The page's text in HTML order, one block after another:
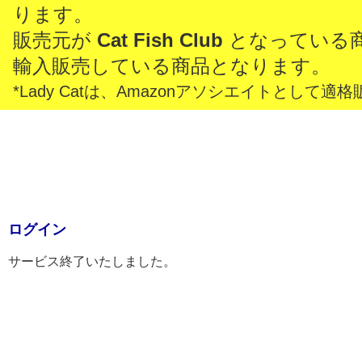
ります。
販売元が Cat Fish Club となっている
輸入販売している商品となります。
*Lady Catは、Amazonアソシエイトとして適格
ログイン
サービス終了いたしました。